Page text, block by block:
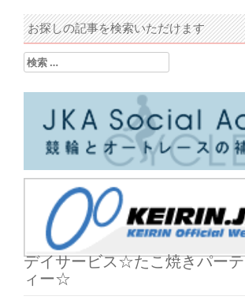
お探しの記事を検索いただけます
検索:
デイサービス☆たこ焼きパーテ
ィー☆